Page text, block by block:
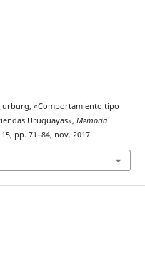
Jurburg, «Comportamiento tipo
Uruguayas», Memoria
15, pp. 71–84, nov. 2017.